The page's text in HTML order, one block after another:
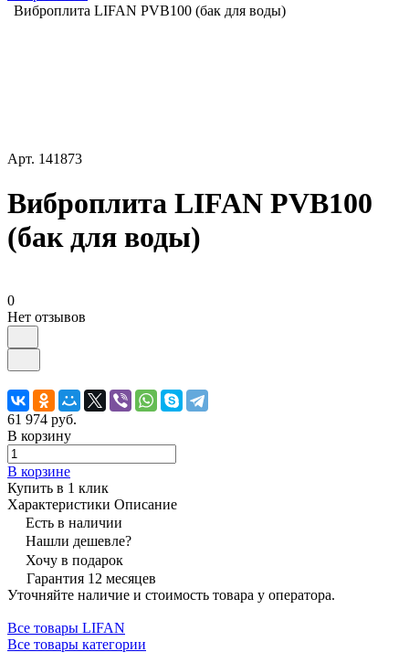
Виброплита LIFAN PVB100 (бак для воды)
Арт. 141873
Виброплита LIFAN PVB100
(бак для воды)
0
Нет отзывов
61 974 руб.
В корзину
В корзине
Купить в 1 клик
Характеристики Описание
Есть в наличии
Нашли дешевле?
Хочу в подарок
Гарантия 12 месяцев
Уточняйте наличие и стоимость товара у оператора.
Все товары LIFAN
Все товары категории